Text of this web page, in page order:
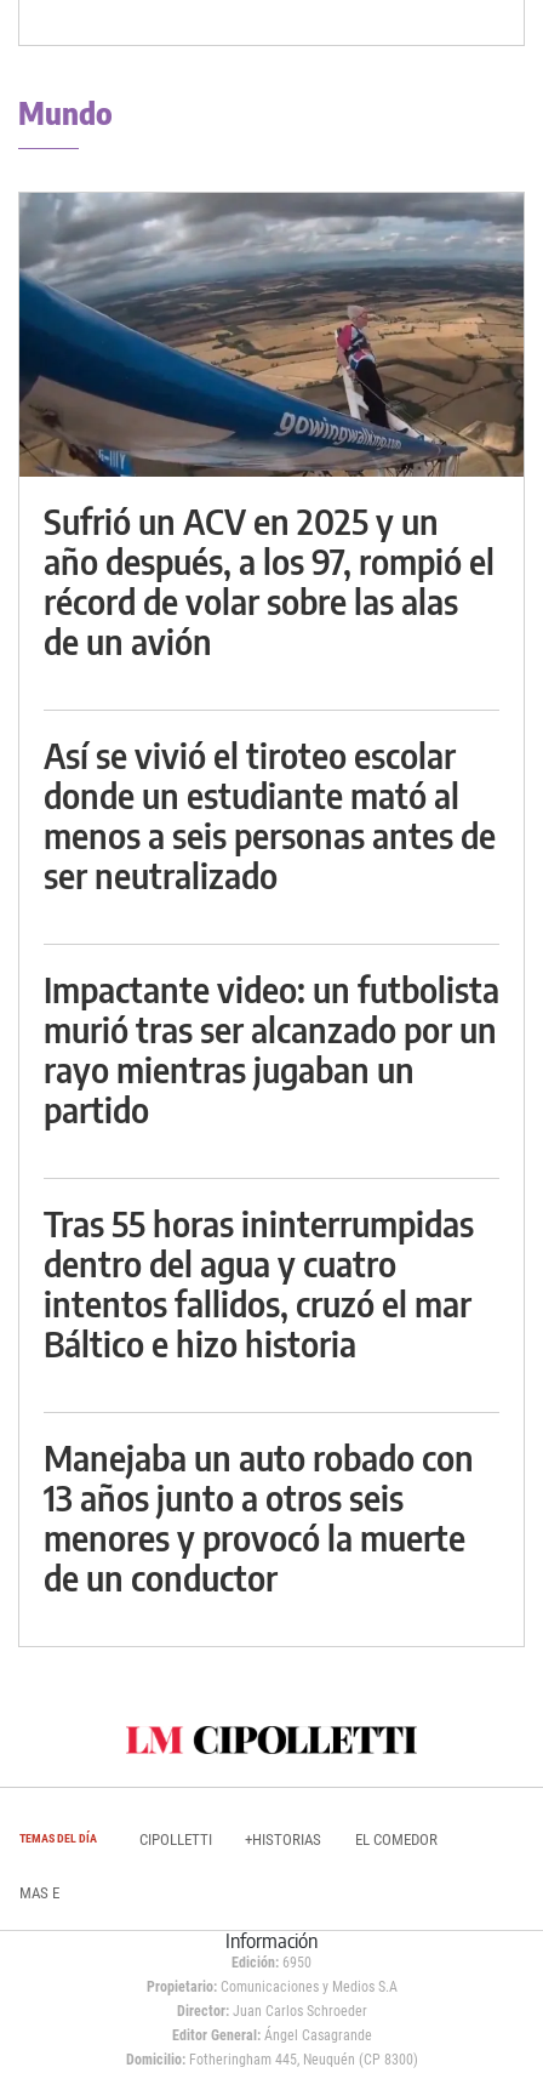
Mundo
Sufrió un ACV en 2025 y un
año después, a los 97, rompió el
récord de volar sobre las alas
de un avión
Así se vivió el tiroteo escolar
donde un estudiante mató al
menos a seis personas antes de
ser neutralizado
Impactante video: un futbolista
murió tras ser alcanzado por un
rayo mientras jugaban un
partido
Tras 55 horas ininterrumpidas
dentro del agua y cuatro
intentos fallidos, cruzó el mar
Báltico e hizo historia
Manejaba un auto robado con
13 años junto a otros seis
menores y provocó la muerte
de un conductor
TEMAS DEL DÍA CIPOLLETTI +HISTORIAS EL COMEDOR
MAS E
Información
Edición: 6950
Propietario:Comunicaciones y Medios S.A
Director: Juan Carlos Schroeder
Editor General:Ángel Casagrande
Domicilio:Fotheringham 445, Neuquén (CP 8300)